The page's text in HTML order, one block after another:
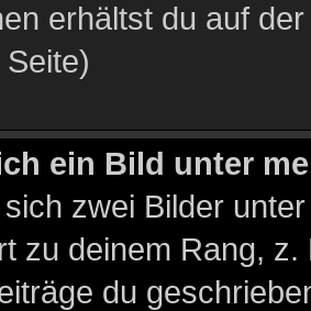
erhältst du auf
ein Bild unter
zwei Bilder
zu deinem Rang,
du